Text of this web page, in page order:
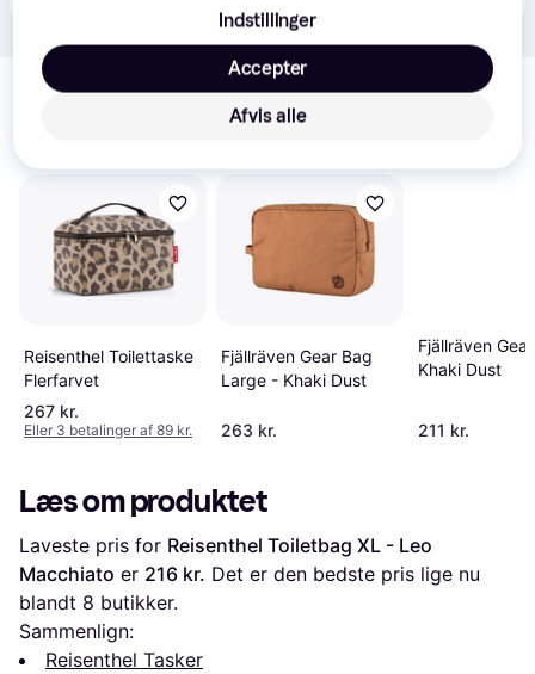
Relaterede produkter
Se vores forslag til andre produkter, der matcher dine
Reisenthel Toilettaske
Flerfarvet
267 kr.
Eller 3 betalinger af 89 kr.
Fjällräven Gear Bag
Large - Khaki Dust
263 kr.
Fjällräven
Khaki Dust
211 kr.
Læs om produktet
Laveste pris for Reisenthel Toiletbag XL - Leo
Macchiato er 216 kr. Det er den bedste pris lige nu
blandt 8 butikker.
Sammenlign:
Reisenthel Tasker
Indstillinger
Afvis alle
Accepter